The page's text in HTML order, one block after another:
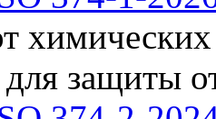
для защиты